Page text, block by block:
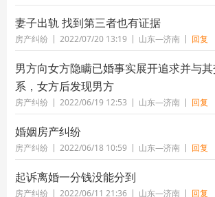
妻子出轨 找到第三者也有证据
房产纠纷 2022/07/20 13:19 山东—济南 回复
男方向女方隐瞒已婚事实展开追求并与
系，女方后发现男方
房产纠纷 2022/06/19 12:53 山东—济南 回复
婚姻房产纠纷
房产纠纷 2022/06/18 10:59 山东—济南 回复
起诉离婚一分钱没能分到
房产纠纷 2022/06/11 21:36 山东—济南 回复